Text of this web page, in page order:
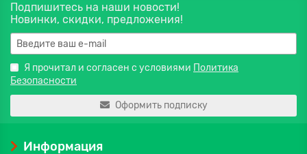
Подпишитесь на наши новости!
Новинки, скидки, предложения!
Я прочитал и согласен с условиями Политика
Безопасности
Оформить подписку
Информация